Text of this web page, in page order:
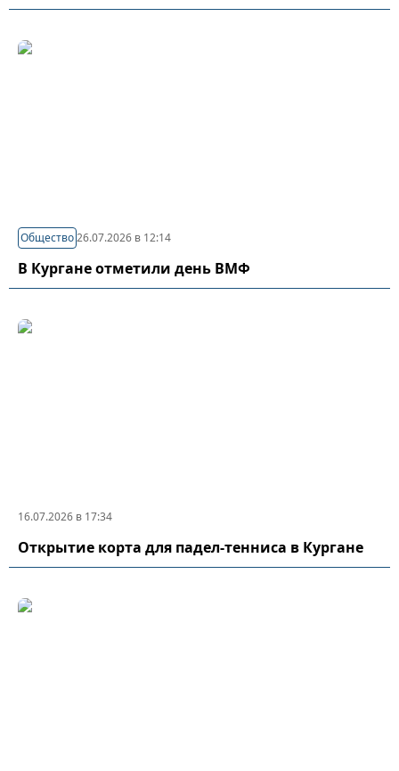
Общество26.07.2026 в 12:14
В Кургане отметили день ВМФ
16.07.2026 в 17:34
Открытие корта для падел-тенниса в Кургане